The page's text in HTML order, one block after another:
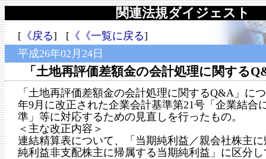
関連法規ダイジェスト
[《戻る] [《《一覧に戻る]
平成26年02月24日
「土地再評価差額金の会計処理に関する
「土地再評価差額金の会計処理に関するQ&A」に
年9月に改正された企業会計基準第21号「企業結合
準」等に対応するための見直しを行ったもの。
＜主な改正内容＞
連結精算表について、「当期純利益／親会社株主
純利益非支配株主に帰属する当期純利益」に区分